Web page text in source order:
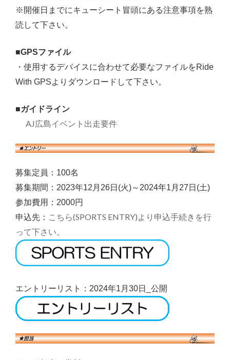
※開催日までにキューシート冒頭にある注意事項を熟
読して下さい。
■GPSファイル
・使用するデバイスに合わせて必要なファイルをRide
With GPSよりダウンロードして下さい。
■ガイドライン
AJ広島イベント出走要件
募集定員：100名
募集期間：2023年12月26日(火)～2024年1月27日(土)
参加費用：2000円
申込先： こちら(SPORTS ENTRY)より申込手続きを行
って下さい。
エントリーリスト：2024年1月30日_公開